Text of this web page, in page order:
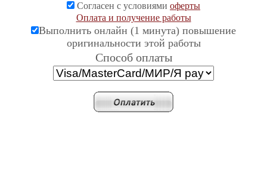
Согласен с условиями оферты
Оплата и получение работы
Выполнить онлайн (1 минута) повышение
оригинальности этой работы
Cпособ оплаты